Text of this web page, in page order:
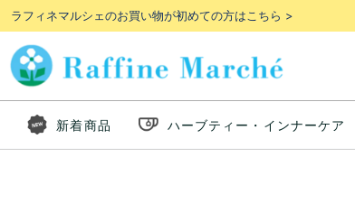
ラフィネマルシェのお買い物が初めての方はこちら >
新着商品 ハーブティー・インナーケア